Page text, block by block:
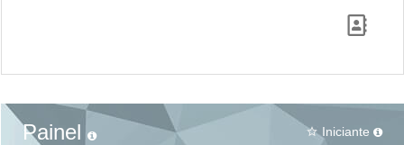
Painel star_border Iniciante